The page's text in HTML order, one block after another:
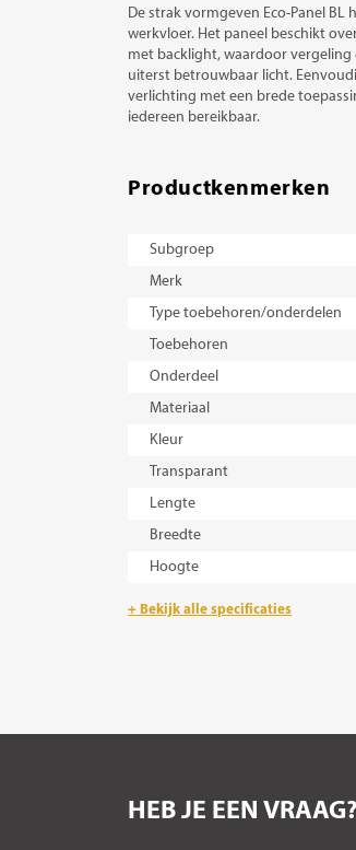
De strak vormgeven Eco-Panel
werkvloer. Het paneel beschikt
met backlight, waardoor
uiterst betrouwbaar licht.
verlichting met een brede
iedereen bereikbaar.
Productkenmerken
Subgroep
Merk
Type toebehoren/onderdelen
Toebehoren
Onderdeel
Materiaal
Kleur
Transparant
Lengte
Breedte
Hoogte
+ Bekijk alle specificaties
HEB JE EEN VRAAG?